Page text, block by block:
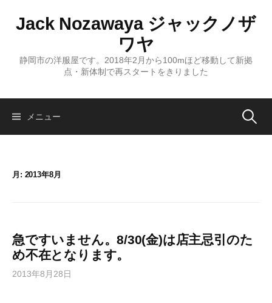
ス
Jack Nozawaya ジャックノザ
ワヤ
静岡市の洋服屋です。2018年2月から100mほど移動して新拠
点・新体制で再スタートをきりました
メニュー 検
月: 2013年8月
急ですいません。8/30(金)は店主忌引のた
め不在となります。
2013年8月28日